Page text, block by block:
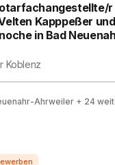
r
Kapppeßer
in Bad
Koblenz
Ahrweiler + 24